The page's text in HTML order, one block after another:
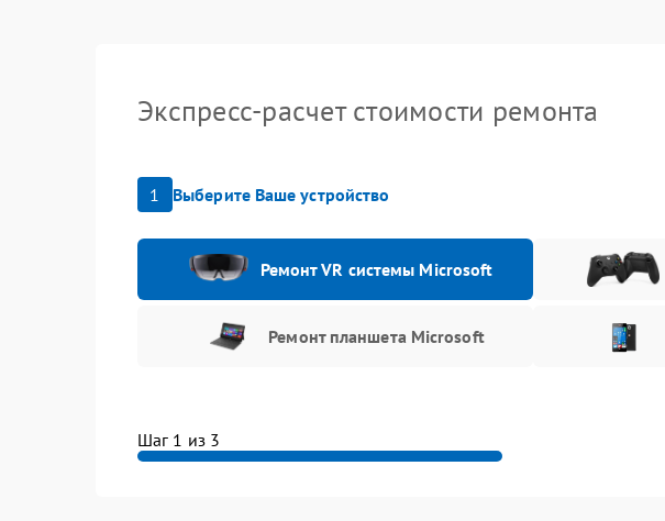
Экспресс-расчет стоимости ремонта
1 Выберите Ваше устройство
Ремонт VR системы Microsoft
Ремонт планшета Microsoft
Шаг 1 из 3